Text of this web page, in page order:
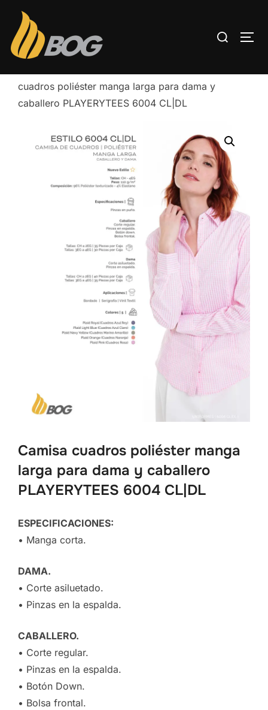
cuadros poliéster manga larga para dama y
caballero PLAYERYTEES 6004 CL|DL
Camisa cuadros poliéster manga
larga para dama y caballero
PLAYERYTEES 6004 CL|DL
ESPECIFICACIONES:
• Manga corta.
DAMA.
• Corte asiluetado.
• Pinzas en la espalda.
CABALLERO.
• Corte regular.
• Pinzas en la espalda.
• Botón Down.
• Bolsa frontal.